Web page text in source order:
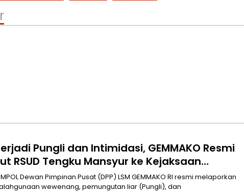
Pungli dan Intimidasi, GEMMAKO Resmi
RSUD Tengku Mansyur ke Kejaksaan
Dewan Pimpinan Pusat (DPP) LSM GEMMAKO RI resmi melaporkan
wewenang, pemungutan liar (Pungli), dan